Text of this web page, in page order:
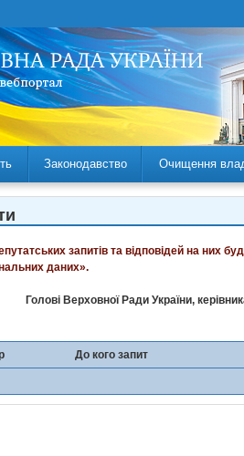
Законодавство Очищення
запитів та відповідей на
даних».
Голові Верховної Ради України,
До кого запит